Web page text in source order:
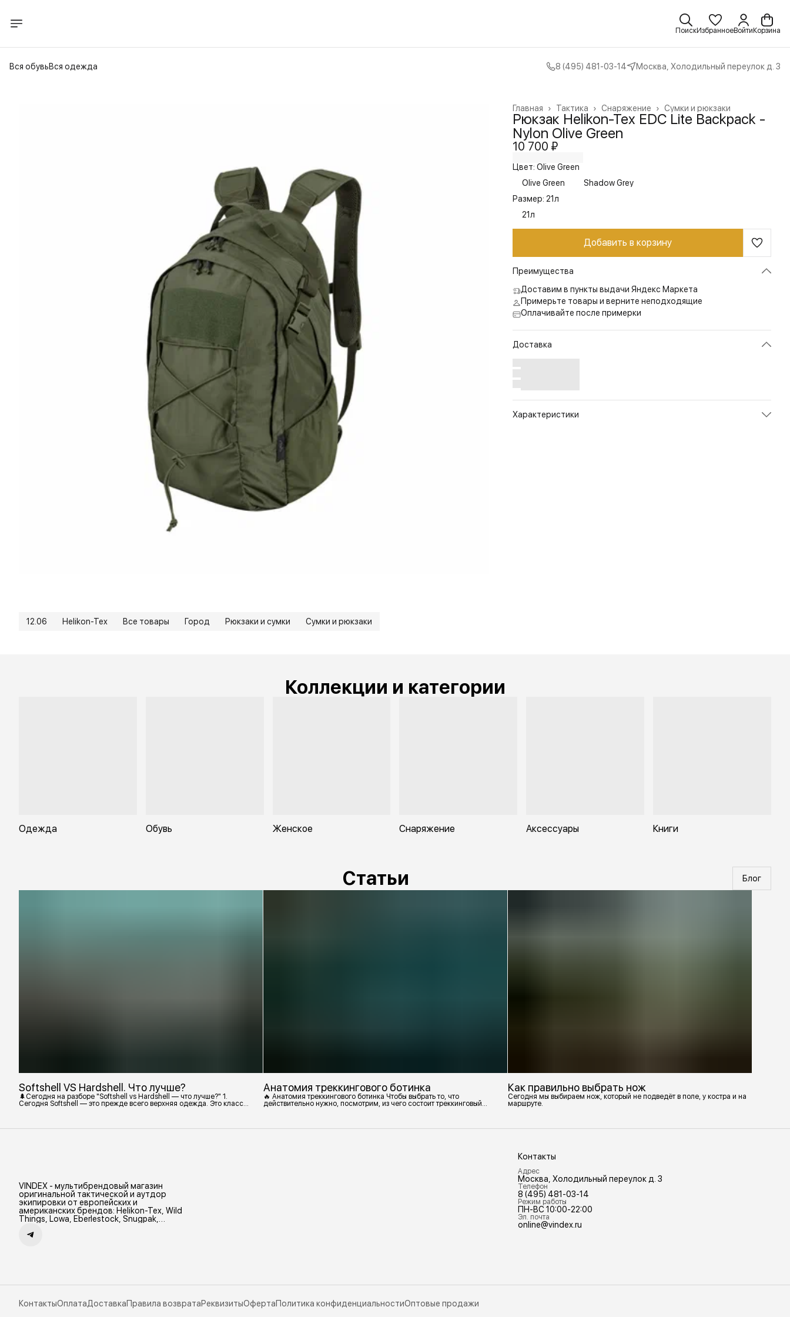
ПоискИзбранноеВойти Корзина
Вся обувьВся одежда 8 (495) 481-03-14 Москва, Холодильный переулок д. 3
Сумки и рюкзаки
Снаряжение ›
Тактика ›
Главная ›
Рюкзак Helikon-Tex EDC Lite Backpack -
Nylon Olive Green
10 700 ₽
Цвет: Olive Green
Olive Green
Shadow Grey
Размер: 21л
21л
Добавить в корзину
Преимущества
Доставим в пункты выдачи Яндекс Маркета
Примерьте товары и верните неподходящие
Оплачивайте после примерки
Доставка
Характеристики
12.06 Helikon-Tex Все товары Город Рюкзаки и сумки Сумки и рюкзаки
Коллекции и категории
Одежда Обувь Женское Снаряжение Аксессуары Книги
Статьи Блог
Softshell VS Hardshell. Что лучше?
🌲Сегодня на разборе "Softshell vs Hardshell — что лучше?" 1.
Сегодня Softshell — это прежде всего верхняя одежда. Это класс
Анатомия треккингового ботинка
🔥 Анатомия треккингового ботинка Чтобы выбрать то, что
действительно нужно, посмотрим, из чего состоит треккинговый
Как правильно выбрать нож
Сегодня мы выбираем нож, который не подведёт в поле, у костра и на
маршруте.
VINDEX - мультибрендовый магазин
оригинальной тактической и аутдор
экипировки от европейских и
американских брендов: Helikon-Tex, Wild
Things, Lowa, Eberlestock, Snugpak,
Контакты
Адрес
Москва, Холодильный переулок д. 3
Телефон
8 (495) 481-03-14
Режим работы
ПН-ВС 10:00-22:00
Эл. почта
online@vindex.ru
КонтактыОплатаДоставкаПравила возвратаРеквизитыОфертаПолитика конфиденциальностиОптовые продажи